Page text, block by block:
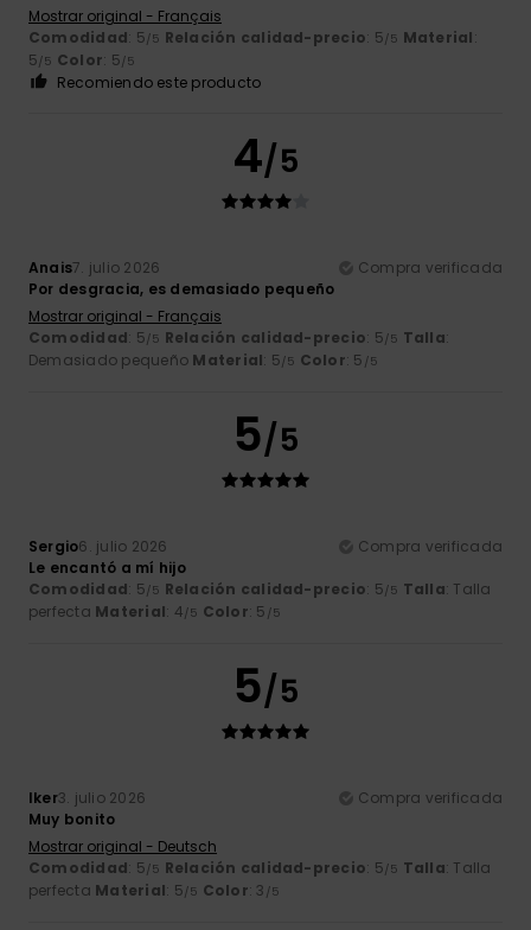
Mostrar original - Français
Comodidad: 5/5 Relación calidad-precio: 5/5 Material:
5/5 Color: 5/5
Recomiendo este producto
4/5
Anais7. julio 2026
Compra verificada
Por desgracia, es demasiado pequeño
Mostrar original - Français
Comodidad: 5/5 Relación calidad-precio: 5/5 Talla:
Demasiado pequeño Material: 5/5 Color: 5 /5
5/5
Sergio6. julio 2026
Compra verificada
Le encantó a mí hijo
Comodidad: 5/5 Relación calidad-precio: 5/5 Talla: Talla
perfecta Material: 4/5 Color: 5 /5
5/5
Iker3. julio 2026
Compra verificada
Muy bonito
Mostrar original - Deutsch
Comodidad: 5/5 Relación calidad-precio: 5/5 Talla: Talla
perfecta Material: 5/5 Color: 3 /5